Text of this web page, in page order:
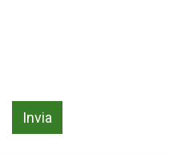
Invia